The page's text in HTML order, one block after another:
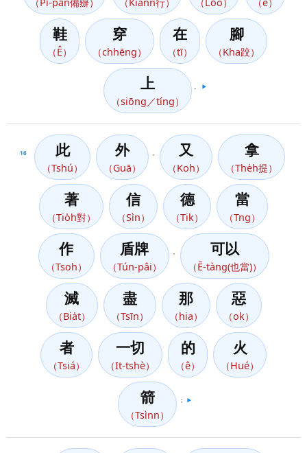
鞋
（Ê）
穿
（chhēng）
在
（tī）
腳
（Kha跤）
上
（siōng／tíng）
▶️
16 此
（Tshú）
外
（Guā）
又
（Koh）
拿
（The̍h提）
著
（Tio̍h對）
信
（Sìn）
德
（Tik）
當
（Tng）
作
（Tsoh）
盾牌
（Tún-pâi）
可以
（Ē-tàng(也當)）
滅
（Bia̍t）
盡
（Tsīn）
那
（hia）
惡
（ok）
者
（Tsiá）
一切
（It-tshè）
的
（ê）
火
（Hué）
箭
（Tsìnn）
； ▶️